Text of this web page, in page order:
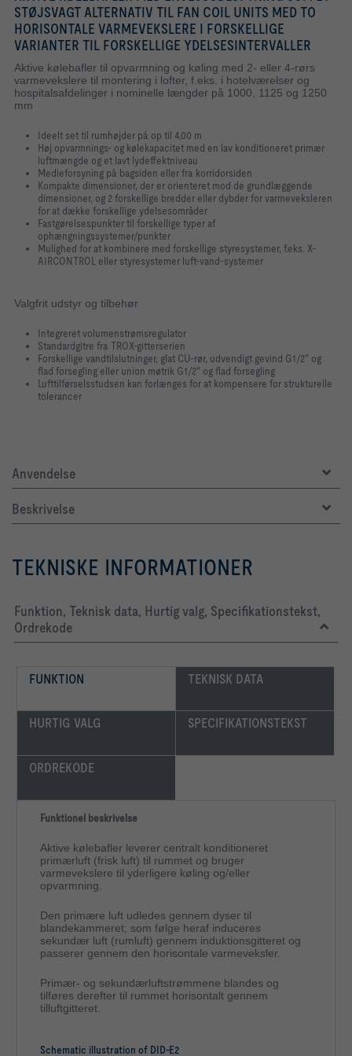
STØJSVAGT ALTERNATIV TIL FAN COIL UNITS MED TO
HORISONTALE VARMEVEKSLERE I FORSKELLIGE
VARIANTER TIL FORSKELLIGE YDELSESINTERVALLER
Aktive kølebafler til opvarmning og køling med 2- eller 4-rørs
varmevekslere til montering i lofter, f.eks. i hotelværelser og
hospitalsafdelinger i nominelle længder på 1000, 1125 og 1250
mm
Ideelt set til rumhøjder på op til 4,00 m
Høj opvarmnings- og kølekapacitet med en lav konditioneret primær
luftmængde og et lavt lydeffektniveau
Medieforsyning på bagsiden eller fra korridorsiden
Kompakte dimensioner, der er orienteret mod de grundlæggende
dimensioner, og 2 forskellige bredder eller dybder for varmeveksleren
for at dække forskellige ydelsesområder
Fastgørelsespunkter til forskellige typer af
ophængningssystemer/punkter
Mulighed for at kombinere med forskellige styresystemer, f.eks. X-
AIRCONTROL eller styresystemer luft-vand-systemer
Valgfrit udstyr og tilbehør
Integreret volumenstrømsregulator
Standardgitre fra TROX-gitterserien
Forskellige vandtilslutninger, glat CU-rør, udvendigt gevind G1/2" og
flad forsegling eller union møtrik G1/2" og flad forsegling
Lufttilførselsstudsen kan forlænges for at kompensere for strukturelle
tolerancer
Anvendelse
Beskrivelse
TEKNISKE INFORMATIONER
Funktion, Teknisk data, Hurtig valg, Specifikationstekst,
Ordrekode
FUNKTION TEKNISK DATA
HURTIG VALG SPECIFIKATIONSTEKST
ORDREKODE
Schematic illustration of DID-E2
Funktionel beskrivelse
Aktive kølebafler leverer centralt konditioneret
primærluft (frisk luft) til rummet og bruger
varmevekslere til yderligere køling og/eller
opvarmning.
Den primære luft udledes gennem dyser til
blandekammeret; som følge heraf induceres
sekundær luft (rumluft) gennem induktionsgitteret og
passerer gennem den horisontale varmeveksler.
Primær- og sekundærluftstrømmene blandes og
tilføres derefter til rummet horisontalt gennem
tilluftgitteret.